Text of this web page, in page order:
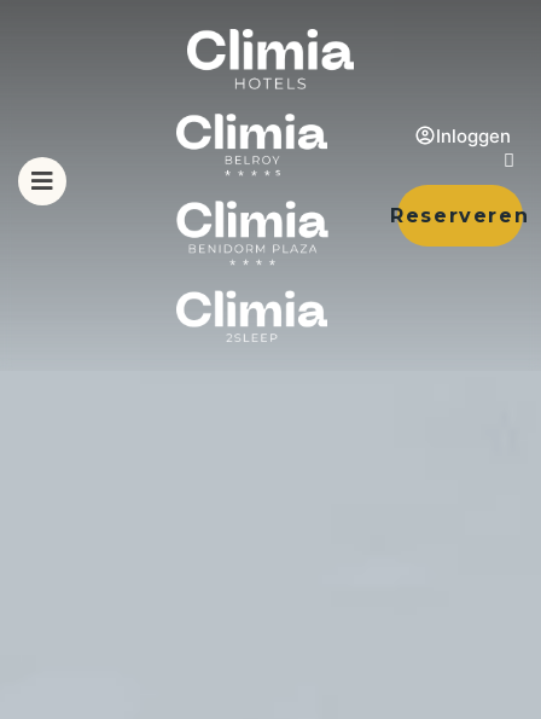
Inloggen
Reserveren